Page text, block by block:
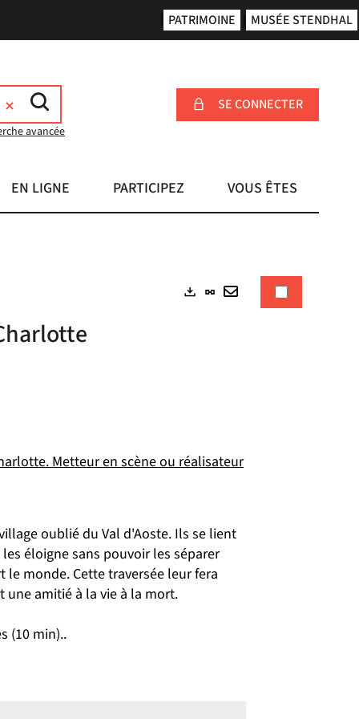
PATRIMOINE MUSÉE STENDHAL
avancée
SE CONNECTER
EN LIGNE PARTICIPEZ VOUS ÊTES
Lien
permanent
Envoyer
Metteur en scène ou réalisateur
oublié du Val d'Aoste. Ils se lient
éloigne sans pouvoir les séparer
monde. Cette traversée leur fera
amitié à la vie à la mort.
(10 min)..